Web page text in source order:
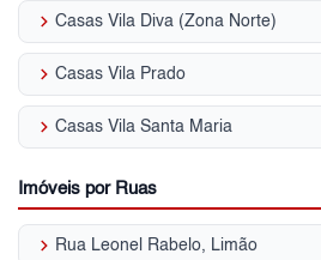
keyboard_arrow_right Casas Vila Diva (Zona Norte)
keyboard_arrow_right Casas Vila Prado
keyboard_arrow_right Casas Vila Santa Maria
Imóveis por Ruas
keyboard_arrow_right Rua Leonel Rabelo, Limão